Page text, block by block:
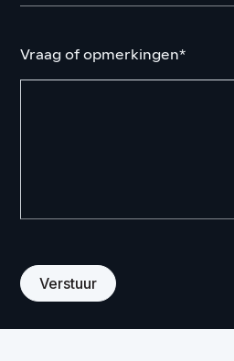
Vraag of opmerkingen*
Verstuur